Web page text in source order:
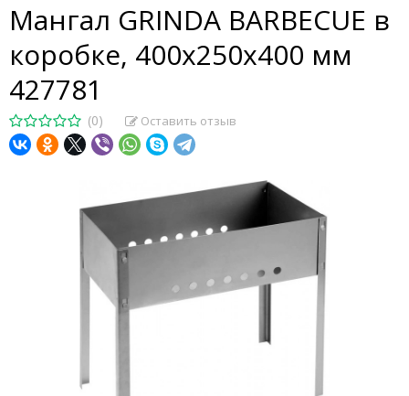
Мангал GRINDA BARBECUE в
коробке, 400х250х400 мм
427781
(0) Оставить отзыв